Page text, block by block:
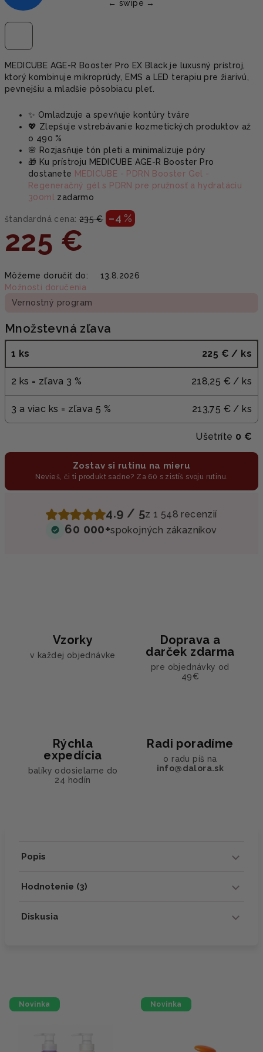
MEDICUBE AGE-R Booster Pro EX Black je luxusný prístroj,
ktorý kombinuje mikroprúdy, EMS a LED terapiu pre žiarivú,
pevnejšiu a mladšie pôsobiacu pleť.
✨ Omladzuje a spevňuje kontúry tváre
💖 Zlepšuje vstrebávanie kozmetických produktov až
o 490 %
🌸 Rozjasňuje tón pleti a minimalizuje póry
🎁 Ku prístroju MEDICUBE AGE-R Booster Pro
dostanete MEDICUBE - PDRN Booster Gel -
Regeneračný gél s PDRN pre pružnosť a hydratáciu
300ml zadarmo
štandardná cena: 235 € –4 %
225 €
cena:
Môžeme doručiť do:
13.8.2026
Možnosti doručenia
Vernostný program
Množstevná zľava
1 ks 225 € / ks
2 ks = zľava 3 % 218,25 € / ks
3 a viac ks = zľava 5 % 213,75 € / ks
Ušetríte 0 €
Zostav si rutinu na mieru
Nevieš, či ti produkt sadne? Za 60 s zistíš svoju rutinu.
4.9 / 5z 1 548 recenzií
60 000+spokojných zákazníkov
Vzorky
v každej objednávke
Doprava a
darček zdarma
pre objednávky od
49€
Rýchla
expedícia
balíky odosielame do
24 hodín
Radi poradíme
o radu píš na
info@dalora.sk
Popis
Hodnotenie (3)
Diskusia
Novinka Novinka